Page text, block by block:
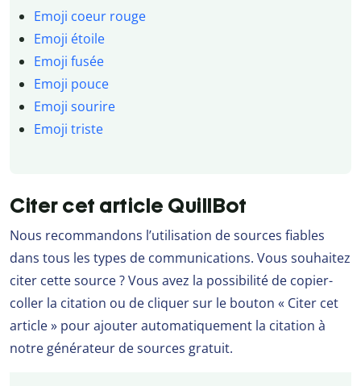
Emoji coeur rouge
Emoji étoile
Emoji fusée
Emoji pouce
Emoji sourire
Emoji triste
Citer cet article QuillBot
Nous recommandons l’utilisation de sources fiables
dans tous les types de communications. Vous souhaitez
citer cette source ? Vous avez la possibilité de copier-
coller la citation ou de cliquer sur le bouton « Citer cet
article » pour ajouter automatiquement la citation à
notre générateur de sources gratuit.